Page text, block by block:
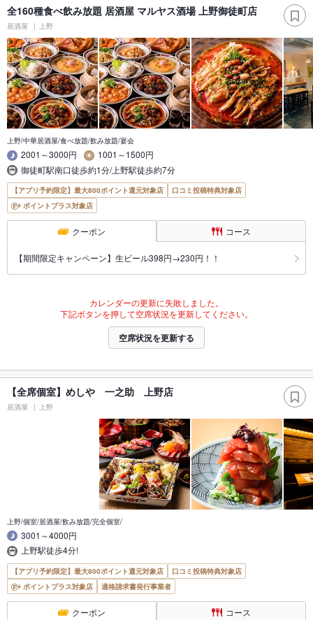
全160種食べ飲み放題 居酒屋 マルヤス酒場 上野御徒町店
居酒屋 上野
上野/中華居酒屋/食べ放題/飲み放題/宴会
2001～3000円
1001～1500円
御徒町駅南口徒歩約1分/上野駅徒歩約7分
【アプリ予約限定】最大800ポイント還元対象店
口コミ投稿特典対象店
ポイントプラス対象店
クーポン コース
【期間限定キャンペーン】生ビール398円→230円！！
カレンダーの更新に失敗しました。
下記ボタンを押して空席状況を更新してください。
空席状況を更新する
【全席個室】めしや 一之助 上野店
居酒屋 上野
上野/個室/居酒屋/飲み放題/完全個室/
3001～4000円
上野駅徒歩4分!
【アプリ予約限定】最大800ポイント還元対象店
口コミ投稿特典対象店
ポイントプラス対象店
適格請求書発行事業者
クーポン コース